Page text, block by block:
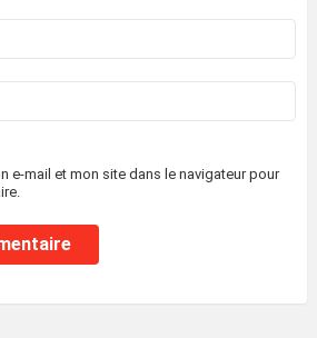
e-mail et mon site dans le navigateur pour